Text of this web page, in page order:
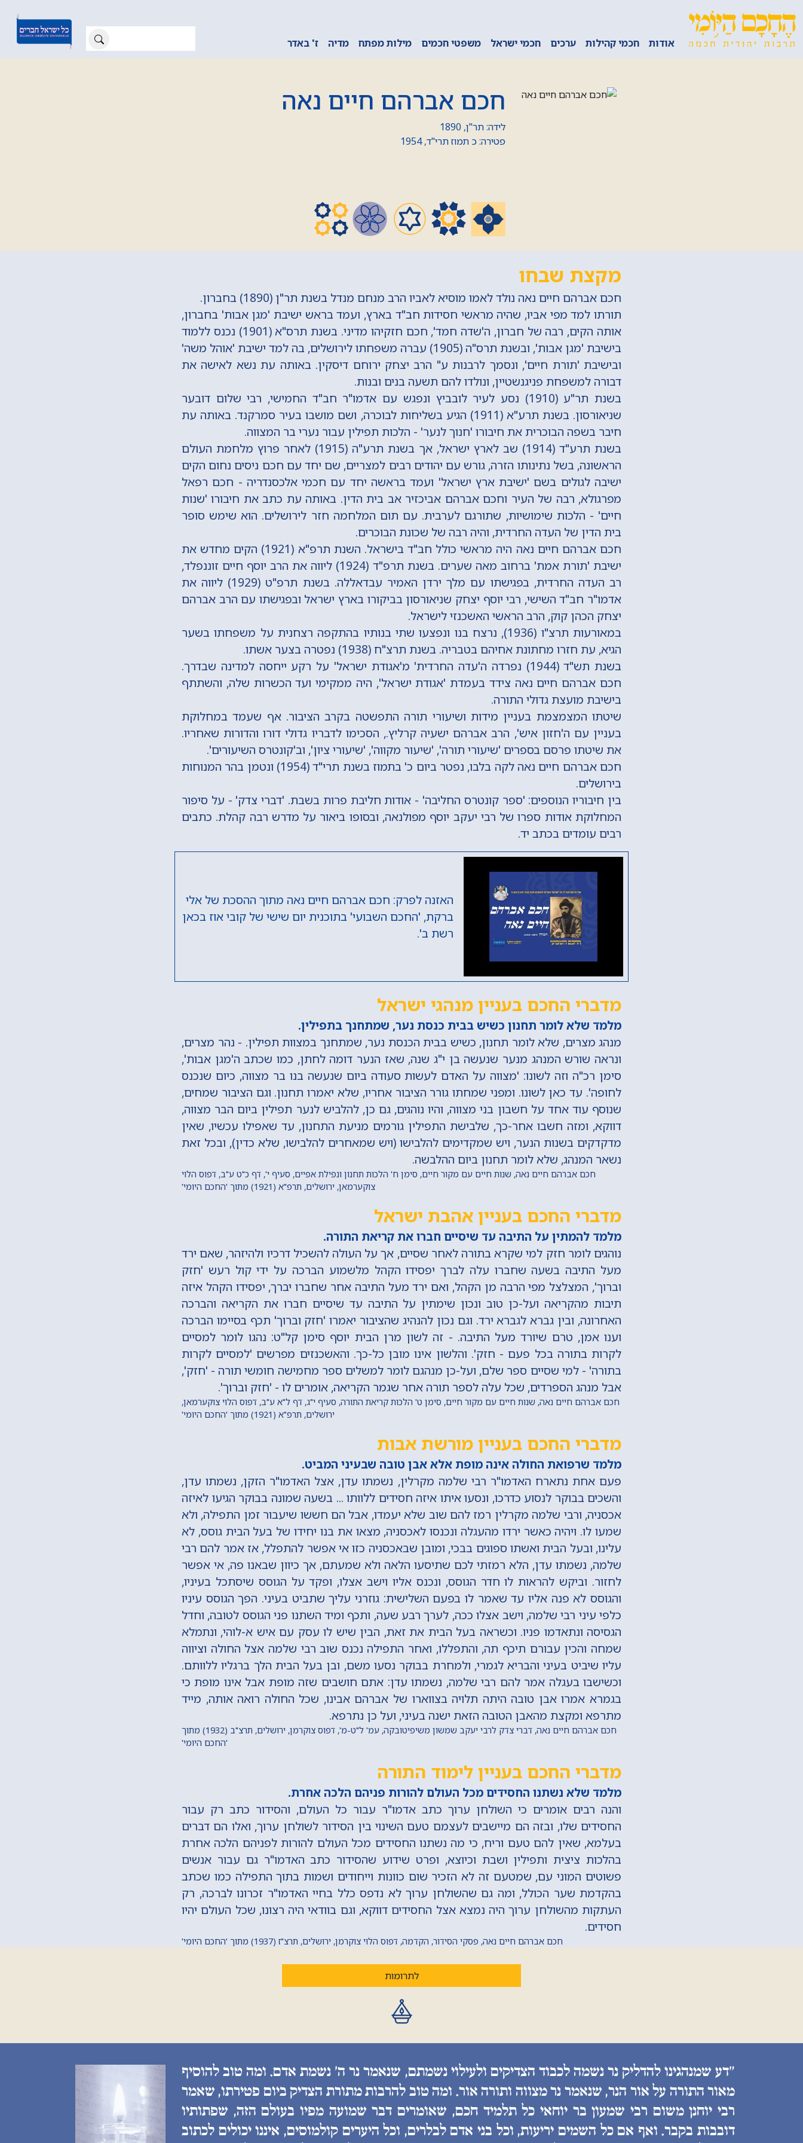
אודות חכמי קהילות ערכים חכמי ישראל משפטי חכמים מילות מפתח מדיה ז' באדר
חכם אברהם חיים נאה
לידה: תר"ן, 1890
פטירה: כ תמוז תרי"ד, 1954
מקצת שבחו
חכם אברהם חיים נאה נולד לאמו מוסיא לאביו הרב מנחם מנדל בשנת תר"ן (1890) בחברון.
תורתו למד מפי אביו, שהיה מראשי חסידות חב"ד בארץ, ועמד בראש ישיבת 'מגן אבות' בחברון,
אותה הקים, רבה של חברון, ה'שדה חמד', חכם חזקיהו מדיני. בשנת תרס"א (1901) נכנס ללמוד
בישיבת 'מגן אבות', ובשנת תרס"ה (1905) עברה משפחתו לירושלים, בה למד ישיבת 'אוהל משה'
ובישיבת 'תורת חיים', ונסמך לרבנות ע" הרב יצחק ירוחם דיסקין. באותה עת נשא לאישה את
דבורה למשפחת פניגנשטיין, ונולדו להם תשעה בנים ובנות.
בשנת תר"ע (1910) נסע לעיר לובביץ ונפגש עם אדמו"ר חב"ד החמישי, רבי שלום דובער
שניאורסון. בשנת תרע"א (1911) הגיע בשליחות לבוכרה, ושם מושבו בעיר סמרקנד. באותה עת
חיבר בשפה הבוכרית את חיבורו 'חנוך לנער' - הלכות תפילין עבור נערי בר המצווה.
בשנת תרע"ד (1914) שב לארץ ישראל, אך בשנת תרע"ה (1915) לאחר פרוץ מלחמת העולם
הראשונה, בשל נתינותו הזרה, גורש עם יהודים רבים למצריים, שם יחד עם חכם ניסים נחום הקים
ישיבה לגולים בשם 'ישיבת ארץ ישראל' ועמד בראשה יחד עם חכמי אלכסנדריה - חכם רפאל
מפרגולא, רבה של העיר וחכם אברהם אביכזיר אב בית הדין. באותה עת כתב את חיבורו 'שנות
חיים' - הלכות שימושיות, שתורגם לערבית. עם תום המלחמה חזר לירושלים. הוא שימש סופר
בית הדין של העדה החרדית, והיה רבה של שכונת הבוכרים.
חכם אברהם חיים נאה היה מראשי כולל חב"ד בישראל. השנת תרפ"א (1921) הקים מחדש את
ישיבת 'תורת אמת' ברחוב מאה שערים. בשנת תרפ"ד (1924) ליווה את הרב יוסף חיים זוננפלד,
רב העדה החרדית, בפגישתו עם מלך ירדן האמיר עבדאללה. בשנת תרפ"ט (1929) ליווה את
אדמו"ר חב"ד השישי, רבי יוסף יצחק שניאורסון בביקורו בארץ ישראל ובפגישתו עם הרב אברהם
יצחק הכהן קוק, הרב הראשי האשכנזי לישראל.
במאורעות תרצ"ו (1936), נרצח בנו ונפצעו שתי בנותיו בהתקפה רצחנית על משפחתו בשער
הגיא, עת חזרו מחתונת אחיהם בטבריה. בשנת תרצ"ח (1938) נפטרה בצער אשתו.
בשנת תש"ד (1944) נפרדה ה'עדה החרדית' מ'אגודת ישראל' על רקע ייחסה למדינה שבדרך.
חכם אברהם חיים נאה צידד בעמדת 'אגודת ישראל', היה ממקימי ועד הכשרות שלה, והשתתף
בישיבת מועצת גדולי התורה.
שיטתו המצמצמת בעניין מידות ושיעורי תורה התפשטה בקרב הציבור. אף שעמד במחלוקת
בעניין עם ה'חזון איש', הרב אברהם ישעיה קרליץ., הסכימו לדבריו גדולי דורו והדורות שאחריו.
את שיטתו פרסם בספרים 'שיעורי תורה', 'שיעור מקווה', 'שיעורי ציון', וב'קונטרס השיעורים'.
חכם אברהם חיים נאה לקה בלבו, נפטר ביום כ' בתמוז בשנת תרי"ד (1954) ונטמן בהר המנוחות
בירושלים.
בין חיבוריו הנוספים: 'ספר קונטרס החליבה' - אודות חליבת פרות בשבת. 'דברי צדק' - על סיפור
המחלוקת אודות ספרו של רבי יעקב יוסף מפולנאה, ובסופו ביאור על מדרש רבה קהלת. כתבים
רבים עומדים בכתב יד.
האזנה לפרק: חכם אברהם חיים נאה מתוך ההסכת של אלי
ברקת, 'החכם השבועי' בתוכנית יום שישי של קובי אוז בכאן
רשת ב'.
מדברי החכם בעניין מנהגי ישראל
מלמד שלא לומר תחנון כשיש בבית כנסת נער, שמתחנך בתפילין.
מנהג מצרים, שלא לומר תחנון, כשיש בבית הכנסת נער, שמתחנך במצוות תפילין. - נהר מצרים,
ונראה שורש המנהג מנער שנעשה בן י"ג שנה, שאז הנער דומה לחתן, כמו שכתב ה'מגן אבות',
סימן רכ"ה וזה לשונו: 'מצווה על האדם לעשות סעודה ביום שנעשה בנו בר מצווה, כיום שנכנס
לחופה'. עד כאן לשונו. ומפני שמחתו גורר הציבור אחריו, שלא יאמרו תחנון. וגם הציבור שמחים,
שנוסף עוד אחד על חשבון בני מצווה, והיו נוהגים, גם כן, להלביש לנער תפילין ביום הבר מצווה,
דווקא, ומזה חשבו אחר-כך, שלבישת התפילין גורמים מניעת התחנון, עד שאפילו עכשיו, שאין
מדקדקים בשנות הנער, ויש שמקדימים להלבישו (ויש שמאחרים להלבישו, שלא כדין), ובכל זאת
נשאר המנהג, שלא לומר תחנון ביום ההלבשה.
חכם אברהם חיים נאה, שנות חיים עם מקור חיים, סימן ח' הלכות תחנון ונפילת אפיים, סעיף י', דף כ"ט ע"ב, דפוס הלוי
צוקערמאן, ירושלים, תרפ"א (1921) מתוך 'החכם היומי'
מדברי החכם בעניין אהבת ישראל
מלמד להמתין על התיבה עד שיסיים חברו את קריאת התורה.
נוהגים לומר חזק למי שקרא בתורה לאחר שסיים, אך על העולה להשכיל דרכיו ולהיזהר, שאם ירד
מעל התיבה בשעה שחברו עלה לברך יפסידו הקהל מלשמוע הברכה על ידי קול רעש 'חזק
וברוך', המצלצל מפי הרבה מן הקהל, ואם ירד מעל התיבה אחר שחברו יברך, יפסידו הקהל איזה
תיבות מהקריאה ועל-כן טוב ונכון שימתין על התיבה עד שיסיים חברו את הקריאה והברכה
האחרונה, ובין גברא לגברא ירד. וגם נכון להנהיג שהציבור יאמרו 'חזק וברוך' תכף בסיימו הברכה
וענו אמן, טרם שיורד מעל התיבה. - זה לשון מרן הבית יוסף סימן קל"ט: נהגו לומר למסיים
לקרות בתורה בכל פעם - חזק'. והלשון אינו מובן כל-כך. והאשכנזים מפרשים 'למסיים לקרות
בתורה' - למי שסיים ספר שלם, ועל-כן מנהגם לומר למשלים ספר מחמישה חומשי תורה - 'חזק',
אבל מנהג הספרדים, שכל עלה לספר תורה אחר שגמר הקריאה, אומרים לו - 'חזק וברוך'.
חכם אברהם חיים נאה, שנות חיים עם מקור חיים, סימן ט' הלכות קריאת התורה, סעיף י"ג, דף ל"א ע"ב, דפוס הלוי צוקערמאן,
ירושלים, תרפ"א (1921) מתוך 'החכם היומי'
מדברי החכם בעניין מורשת אבות
מלמד שרפואת החולה אינה מופת אלא אבן טובה שבעיני המביט.
פעם אחת נתארח האדמו"ר רבי שלמה מקרלין, נשמתו עדן, אצל האדמו"ר הזקן, נשמתו עדן,
והשכים בבוקר לנסוע כדרכו, ונסעו איתו איזה חסידים ללוותו ... בשעה שמונה בבוקר הגיעו לאיזה
אכסניה, ורבי שלמה מקרלין רמז להם שוב שלא יעמדו, אבל הם חששו שיעבור זמן התפילה, ולא
שמעו לו. ויהיה כאשר ירדו מהעגלה ונכנסו לאכסניה, מצאו את בנו יחידו של בעל הבית גוסס, לא
עלינו, ובעל הבית ואשתו ספוגים בבכי, ומובן שבאכסניה כזו אי אפשר להתפלל, אז אמר להם רבי
שלמה, נשמתו עדן, הלא רמזתי לכם שתיסעו הלאה ולא שמעתם, אך כיוון שבאנו פה, אי אפשר
לחזור. וביקש להראות לו חדר הגוסס, ונכנס אליו וישב אצלו, ופקד על הגוסס שיסתכל בעיניו,
והגוסס לא פנה אליו עד שאמר לו בפעם השלישית: גוזרני עליך שתביט בעיני. הפך הגוסס עיניו
כלפי עיני רבי שלמה, וישב אצלו ככה, לערך רבע שעה, ותכף ומיד השתנו פני הגוסס לטובה, וחדל
הגסיסה ונתאדמו פניו. וכשראה בעל הבית את זאת, הבין שיש לו עסק עם איש א-לוהי, ונתמלא
שמחה והכין עבורם תיכף תה, והתפללו, ואחר התפילה נכנס שוב רבי שלמה אצל החולה וציווה
עליו שיביט בעיני והבריא לגמרי, ולמחרת בבוקר נסעו משם, ובן בעל הבית הלך ברגליו ללוותם.
וכשישבו בעגלה אמר להם רבי שלמה, נשמתו עדן: אתם חושבים שזה מופת אבל אינו מופת כי
בגמרא אמרו אבן טובה היתה תלויה בצווארו של אברהם אבינו, שכל החולה רואה אותה, מייד
מתרפא ומקצת מהאבן הטובה הזאת ישנה בעיני, ועל כן נתרפא.
חכם אברהם חיים נאה, דברי צדק לרבי יעקב שמשון משיפיטובקה, עמ' ל"ט-מ', דפוס צוקרמן, ירושלים, תרצ"ב (1932) מתוך
'החכם היומי'
מדברי החכם בעניין לימוד התורה
מלמד שלא נשתנו החסידים מכל העולם להורות פניהם הלכה אחרת.
והנה רבים אומרים כי השולחן ערוך כתב אדמו"ר עבור כל העולם, והסידור כתב רק עבור
החסידים שלו, ובזה הם מיישבים לעצמם טעם השינוי בין הסידור לשולחן ערוך, ואלו הם דברים
בעלמא, שאין להם טעם וריח, כי מה נשתנו החסידים מכל העולם להורות לפניהם הלכה אחרת
בהלכות ציצית ותפילין ושבת וכיוצא, ופרט שידוע שהסידור כתב האדמו"ר גם עבור אנשים
פשוטים המוני עם, שמטעם זה לא הזכיר שום כוונות וייחודים ושמות בתוך התפילה כמו שכתב
בהקדמת שער הכולל, ומה גם שהשולחן ערוך לא נדפס כלל בחיי האדמו"ר זכרונו לברכה, רק
העתקות מהשולחן ערוך היה נמצא אצל החסידים דווקא, וגם בוודאי היה רצונו, שכל העולם יהיו
חסידים.
חכם אברהם חיים נאה, פסקי הסידור, הקדמה, דפוס הלוי צוקרמן, ירושלים, תרצ"ז (1937) מתוך 'החכם היומי'
לתרומות
״דע שמנהגינו להדליק נר נשמה לכבוד הצדיקים ולעילוי נשמתם, שנאמר נר ה׳ נשמת אדם. ומה טוב להוסיף
מאור התורה על אור הנר, שנאמר נר מצווה ותורה אור. ומה טוב להרבות מתורת הצדיק ביום פטירתו, שאמר
רבי יוחנן משום רבי שמעון בר יוחאי כל תלמיד חכם, שאומרים דבר שמועה מפיו בעולם הזה, שפתותיו
דובבות בקבר. ואף אם כל השמים יריעות, וכל בני אדם לבלרים, וכל היערים קולמוסים, איננו יכולים לכתוב